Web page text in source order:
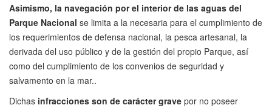
Asimismo, la navegación por el interior de las aguas del
Parque Nacional se limita a la necesaria para el cumplimiento de
los requerimientos de defensa nacional, la pesca artesanal, la
derivada del uso público y de la gestión del propio Parque, así
como del cumplimiento de los convenios de seguridad y
salvamento en la mar..
Dichas infracciones son de carácter grave por no poseer